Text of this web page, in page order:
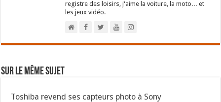
registre des loisirs, j'aime la voiture, la moto... et
les jeux vidéo.
Sur le même sujet
Toshiba revend ses capteurs photo à Sony